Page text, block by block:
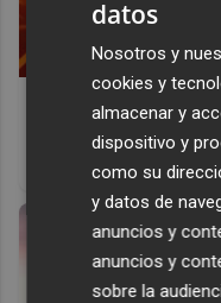
Corepunk MMORPG
Un verdadero
antes, pero mejor!
datos
Nosotros y
cookies y
almacenar y
dispositivo y
como su
y datos de
anuncios y
anuncios y
sobre la